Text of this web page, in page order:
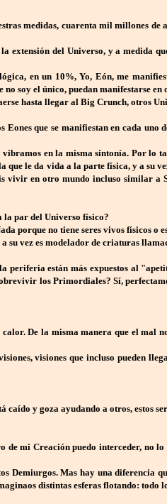
medidas, cuarenta mil millones
del Universo, y a medida
en un 10%, Yo, Eón, me
soy el único, puedan manifestarse
hasta llegar al Big Crunch, otros
que se manifiestan en cada
en la misma sintonía. Por
le da vida a la parte física, y a su
en otro mundo incluso similar
la par del Universo físico?
porque no tiene seres vivos físicos o
vez es modelador de criaturas
están más expuestos al
los Primordiales? Sí,
De la misma manera que el mal
visiones que incluso pueden
y goza ayudando a otros, estos
mi Creación puedo interceder, no
Mas hay una diferencia
distintas esferas flotando: todo